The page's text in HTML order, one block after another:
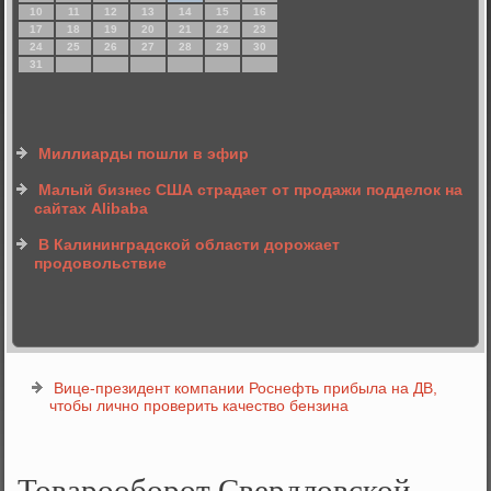
10 11 12 13 14 15
16
17
18 19 20 21 22
23
24
25 26 27 28 29
30
31
Миллиарды пошли в эфир
Малый бизнес США страдает от продажи подделок на
сайтах Alibaba
В Калининградской области дорожает
продовольствие
Вице-президент компании Роснефть прибыла на ДВ,
чтобы лично проверить качество бензина